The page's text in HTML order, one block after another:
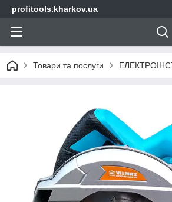
profitools.kharkov.ua
Товари та послуги